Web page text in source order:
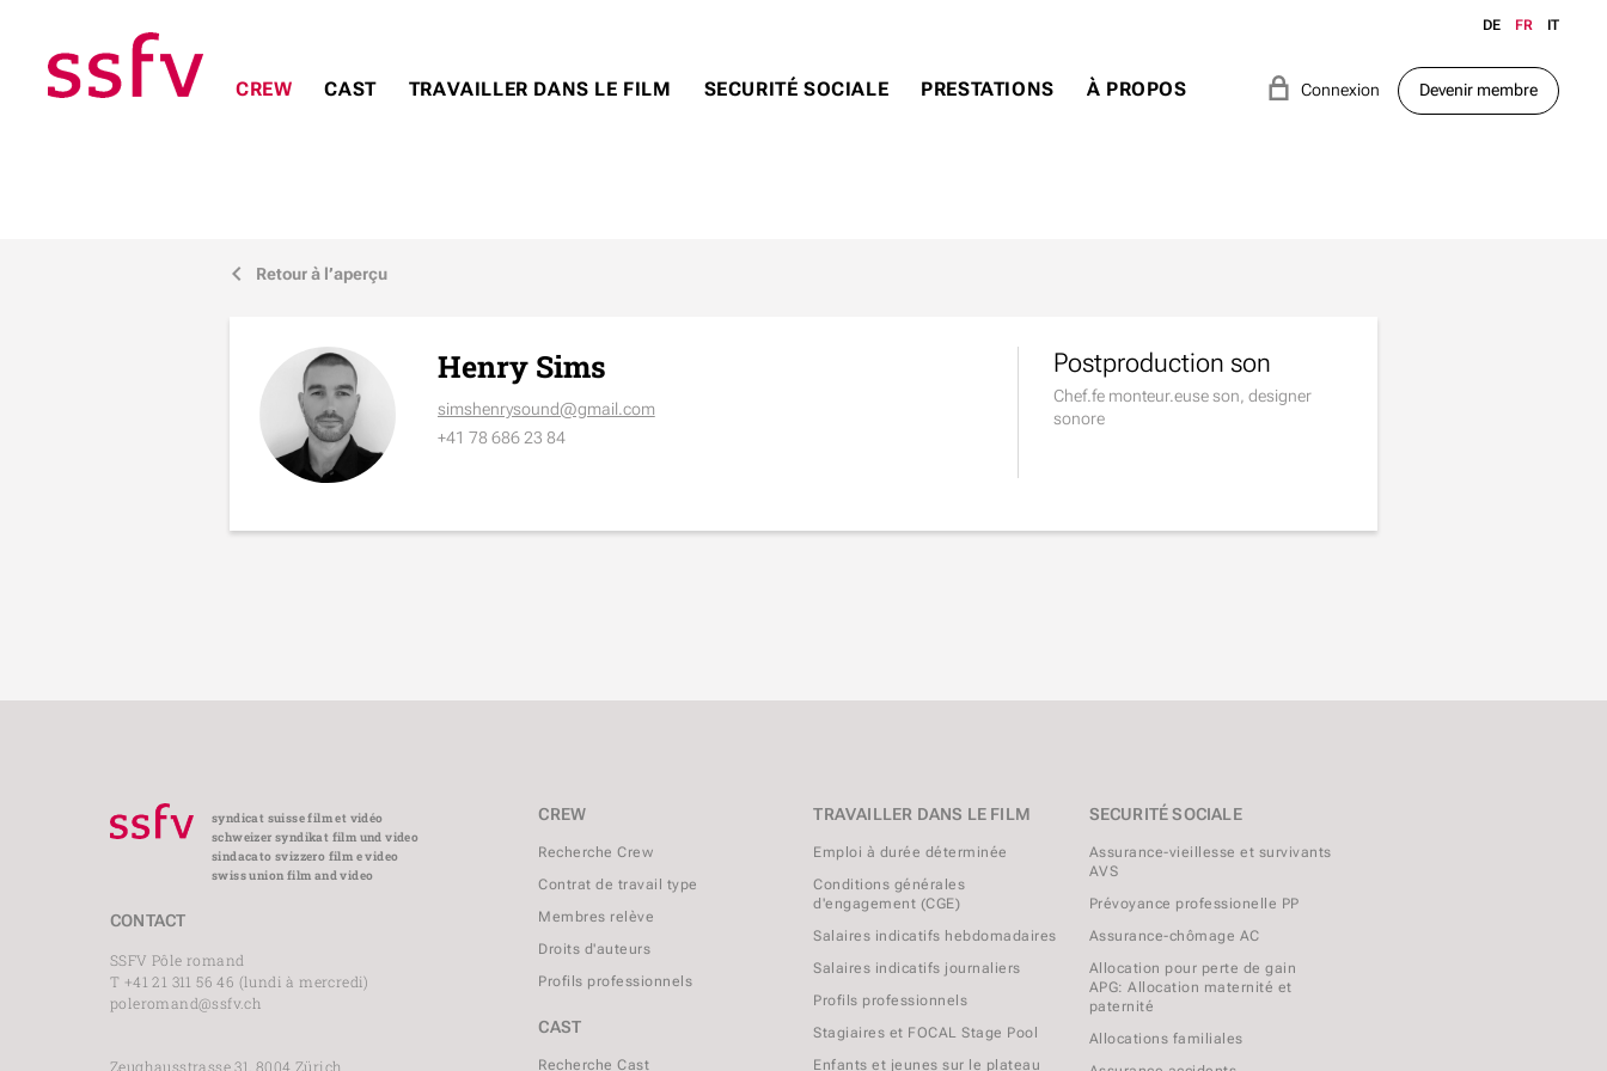
CREW CAST TRAVAILLER DANS LE FILM SECURITÉ SOCIALE PRESTATIONS À PROPOS
DE FR IT
e Connexion Devenir membre
j Retour à l’aperçu
Henry Sims
simshenrysound@gmail.com
+41 78 686 23 84
Postproduction son
Chef.fe monteur.euse son, designer
sonore
syndicat suisse film et vidéo
schweizer syndikat film und video
sindacato svizzero film e video
swiss union film and video
CONTACT
SSFV Pôle romand
T +41 21 311 56 46 (lundi à mercredi)
poleromand@ssfv.ch
Zeughausstrasse 31, 8004 Zürich
CREW
Recherche Crew
Contrat de travail type
Membres relève
Droits d'auteurs
Profils professionnels
CAST
Recherche Cast
TRAVAILLER DANS LE FILM
Emploi à durée déterminée
Conditions générales
d'engagement (CGE)
Salaires indicatifs hebdomadaires
Salaires indicatifs journaliers
Profils professionnels
Stagiaires et FOCAL Stage Pool
Enfants et jeunes sur le plateau
SECURITÉ SOCIALE
Assurance-vieillesse et survivants
AVS
Prévoyance professionelle PP
Assurance-chômage AC
Allocation pour perte de gain
APG: Allocation maternité et
paternité
Allocations familiales